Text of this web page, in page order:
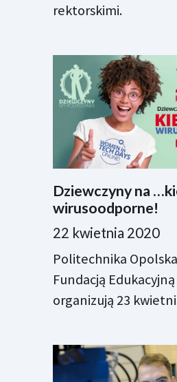
rektorskimi.
Dziewczyny na
wirusoodporne!
22 kwietnia 2020
Politechnika
Fundacją
organizują 23